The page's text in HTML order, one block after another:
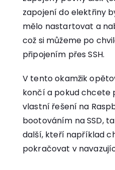
zapojení do elektřiny
mělo nastartovat a
což si můžeme po
připojením přes SSH.
V tento okamžik
končí a pokud chcete
vlastní řešení na
bootováním na SSD,
další, kteří například
pokračovat v